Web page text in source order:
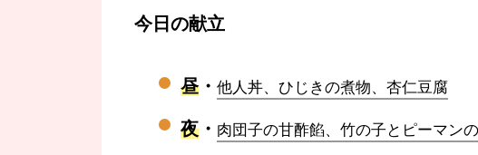
今日の献立
昼・ 他人丼、ひじきの煮物、杏仁豆腐
夜 ・ 肉団子の甘酢餡、竹の子とピーマン